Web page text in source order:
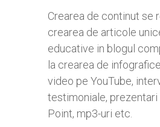
Crearea de continut se
crearea de articole
educative in blogul
la crearea de
video pe YouTube,
testimoniale,
Point, mp3-uri etc.